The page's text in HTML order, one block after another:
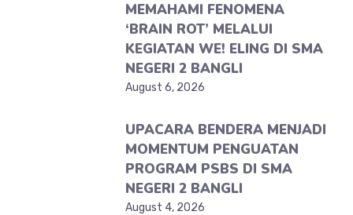
MEMAHAMI FENOMENA
‘BRAIN ROT’ MELALUI
KEGIATAN WE! ELING DI SMA
NEGERI 2 BANGLI
August 6, 2026
UPACARA BENDERA MENJADI
MOMENTUM PENGUATAN
PROGRAM PSBS DI SMA
NEGERI 2 BANGLI
August 4, 2026